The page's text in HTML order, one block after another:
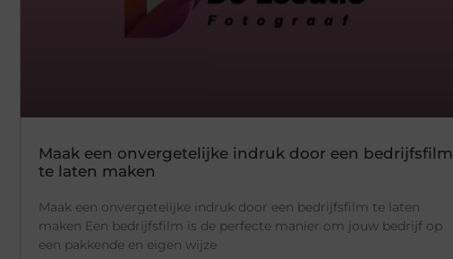
Maak een onvergetelijke indruk door een bedrijfsfilm
te laten maken
Maak een onvergetelijke indruk door een bedrijfsfilm te laten
maken Een bedrijfsfilm is de perfecte manier om jouw bedrijf op
een pakkende en eigen wijze